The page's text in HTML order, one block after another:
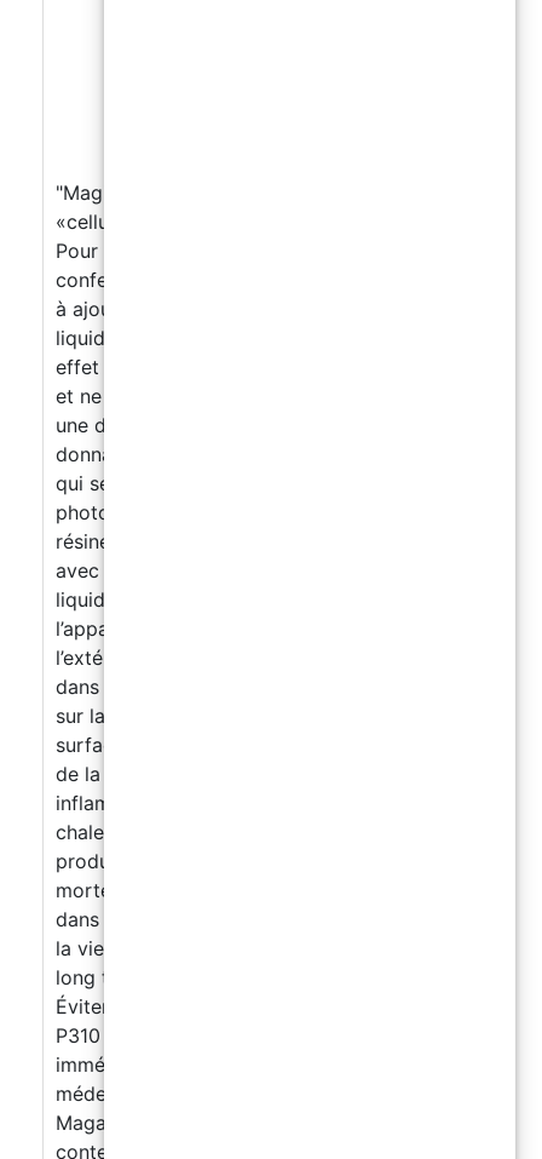
"Magic Drops Mega" pour créer l’effet à
«cellules» et décorations 15gr
Pour créer l’effet à « cellules » et décorations;
confection de 15ml. Liquide mono-composant
à ajouter en gouttes sur la résine encore
liquide et colorée en couches pour obtenir un
effet incroyable! Magic Drops est un produit
et ne contient pas de solvant. Le produit crée
une dispersion superficielle de la résine,
donnant lieu à de belles structures cellulaires
qui se forment automatiquement (voir les
photos!). Il s’agit d’un liquide qui réagit avec la
résine époxy, avec les résines de polyester et
avec les polymères de polyuréthane (encore
liquide) en stimulant le mouvement et «
l’apparition » de cercles concentriques vers
l’extérieur. Ajouter Magic Drops directement
dans la résine pigmentée avant de la verser
sur la surface ou de la faire couler sur la
surface immédiatement après la stratification
de la résine pigmentée. Attention Produit
inflammable. Ne pas utiliser de source de
chaleur sur la surface après avoir déposé le
produit MAGIC DROPS Mega. H304 : Peut être
mortel en cas d'ingestion et de pénétration
dans les voies respiratoires. H412 : Nocif pour
la vie aquatique, entraîne des effets néfastes à
long terme. Conseils de prudence : P273
Éviter le rejet dans l'environnement. P301 +
P310 EN CAS D'INGESTION : Appeler
immédiatement un CENTRE ANTIPOISON / un
médecin. P331 NE PAS faire vomir. P405
Magasin fermé à clé. P501 Éliminer le
contenu/récipient dans une installation